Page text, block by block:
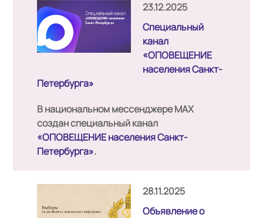
23.12.2025
Специальный
канал
«ОПОВЕЩЕНИЕ
населения Санкт-
Петербурга»
В национальном мессенджере MAX
создан специальный канал
«ОПОВЕЩЕНИЕ населения Санкт-
Петербурга».
28.11.2025
Объявление о